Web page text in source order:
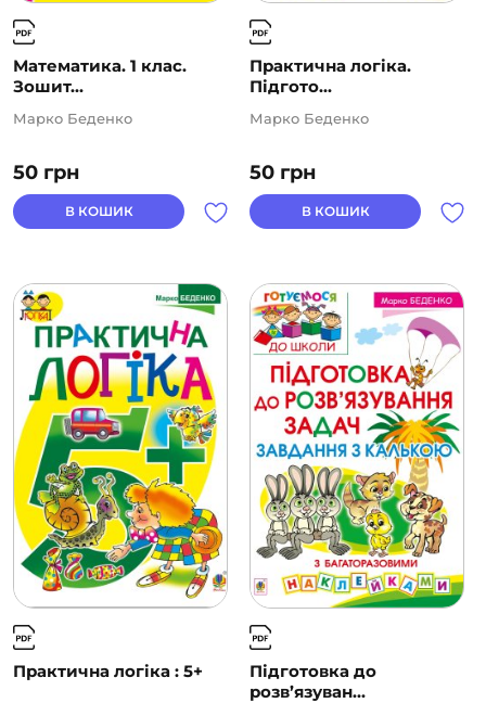
Математика. 1 клас.
Зошит...
50 грн
Марко Беденко
В КОШИК
Практична логіка.
Підгото...
50 грн
Марко Беденко
В КОШИК
Практична логіка : 5+
Підготовка до
розв’язуван...